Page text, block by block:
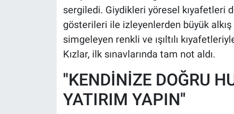
sergiledi. Giydikleri yöresel kıyafetleri
gösterileri ile izleyenlerden büyük
simgeleyen renkli ve ışıltılı
Kızlar, ilk sınavlarında tam not aldı.
''KENDİNİZE DOĞRU
YATIRIM YAPIN''